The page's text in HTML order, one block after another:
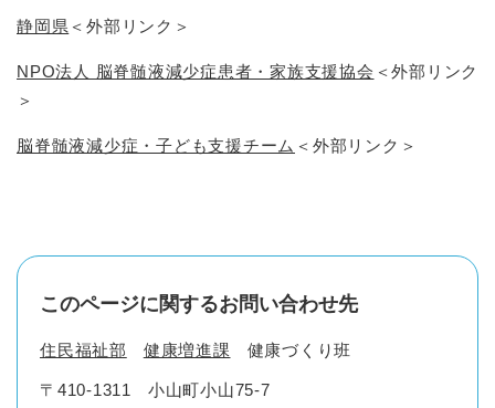
​静岡県 ＜外部リンク＞
NPO法人 脳脊髄液減少症患者・家族支援協会 ＜外部リンク
＞
​脳脊髄液減少症・子ども支援チーム ＜外部リンク＞
このページに関するお問い合わせ先
住民福祉部 健康増進課 健康づくり班
〒410-1311
小山町小山75-7